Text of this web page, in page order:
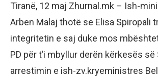
Tiranë, 12 maj Zhurnal.mk – Ish-
Arben Malaj thotë se Elisa Spiropali
integritetin e saj duke mos
PD për t’i mbyllur derën kërkesës së
arrestimin e ish-zv.kryeministres